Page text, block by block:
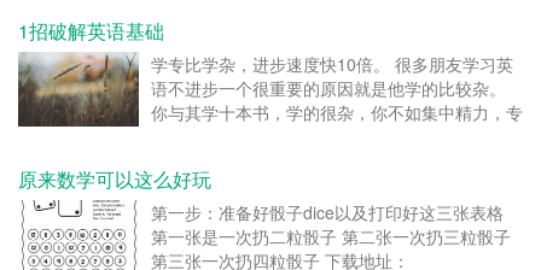
1招破解英语基础
学专比学杂，进步速度快10倍。 很多朋友学习英
语不进步一个很重要的原因就是他学的比较杂。
你与其学十本书，学的很杂，你不如集中精力，专
如选定一个地方，一直深挖下去，直到石油出来，
那你的财富远远...
原来数学可以这么好玩
第一步：准备好骰子dice以及打印好这三张表格
第一张是一次扔二粒骰子 第二张一次扔三粒骰子
第三张一次扔四粒骰子 下载地址：